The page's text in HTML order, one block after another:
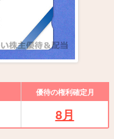
優待の権利確定月
8月